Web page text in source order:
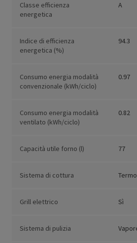
Classe efficienza
energetica
A
Indice di efficienza
energetica (%)
94.3
Consumo energia modalità
convenzionale (kWh/ciclo)
0.97
Consumo energia modalità
ventilato (kWh/ciclo)
0.82
Capacità utile forno (l) 77
Sistema di cottura
Grill elettrico Sì
Sistema di pulizia